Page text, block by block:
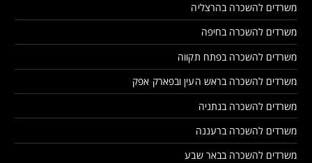
משרדים להשכרה בהרצליה
משרדים להשכרה בחיפה
משרדים להשכרה בפתח תקווה
משרדים להשכרה בראש העין ובפארק אפק
משרדים להשכרה בנתניה
משרדים להשכרה ברעננה
משרדים להשכרה בבאר שבע